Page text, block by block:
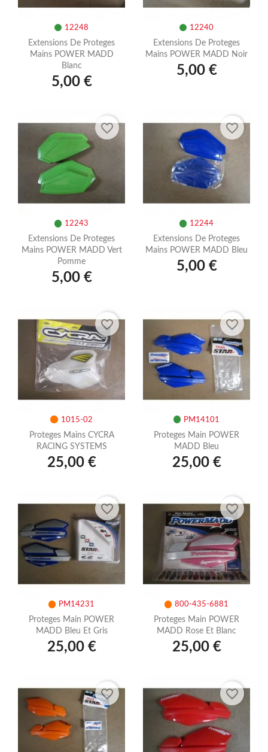
12248
Extensions De Proteges
Mains POWER MADD
Blanc
5,00 €
12240
Extensions De Proteges
Mains POWER MADD Noir
5,00 €
12243
Extensions De Proteges
Mains POWER MADD Vert
Pomme
5,00 €
favorite_border
12244
Extensions De Proteges
Mains POWER MADD Bleu
5,00 €
favorite_border
1015-02
Proteges Mains CYCRA
RACING SYSTEMS
25,00 €
favorite_border
PM14101
Proteges Main POWER
MADD Bleu
25,00 €
favorite_border
PM14231
Proteges Main POWER
MADD Bleu Et Gris
25,00 €
favorite_border
800-435-6881
Proteges Main POWER
MADD Rose Et Blanc
25,00 €
favorite_border
favorite_border favorite_border